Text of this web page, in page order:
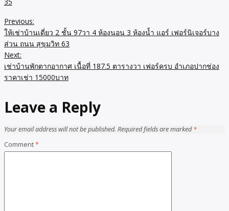
Post
navigation
Previous:
ให้เช่าบ้านเดี่ยว 2 ชั้น 97วา 4 ห้องนอน 3 ห้องน้ำ แอร์ เฟอร์นิเจอร์บาง
ส่วน ถนน สุขุมวิท 63
Next:
เช่าบ้านพักตากอากาศ เนื้อที่ 187.5 ตารางวา เฟอร์ครบ อำเภอปากช่อง
ราคาเช่า 15000บาท
Leave a Reply
Your email address will not be published. Required fields are marked*
Comment*